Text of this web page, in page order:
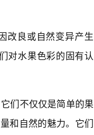
改良或自然变异产生
对水果色彩的固有认
们不仅仅是简单的果
和自然的魅力。它们